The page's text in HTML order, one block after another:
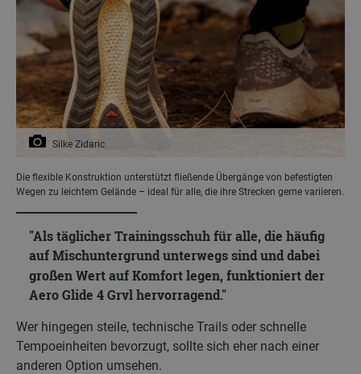
Silke Zidaric
Die flexible Konstruktion unterstützt fließende Übergänge von befestigten
Wegen zu leichtem Gelände – ideal für alle, die ihre Strecken gerne variieren.
Als täglicher Trainingsschuh für alle, die häufig
aufMischuntergrund unterwegs sind und dabei
großen Wert auf Komfort legen, funktioniert der
Aero Glide 4 Grvl hervorragend.
Wer hingegen steile, technische Trails oder schnelle
Tempoeinheiten bevorzugt, sollte sich eher nach einer
anderen Option umsehen.